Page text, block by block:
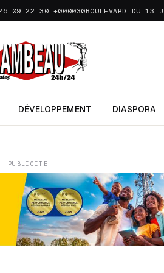
09:22:30 +000030BOULEVARD DU 13
DÉVELOPPEMENT DIASPORA
PUBLICITÉ